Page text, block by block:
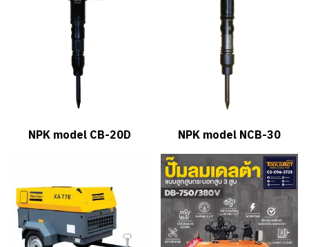
NPK model CB-20D NPK model NCB-30